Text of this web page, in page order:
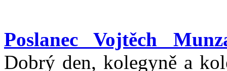
Poslanec Vojtěch
Dobrý den, kolegyně a